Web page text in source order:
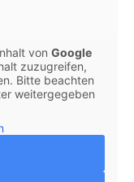
von Google
zuzugreifen,
Bitte beachten
weitergegeben